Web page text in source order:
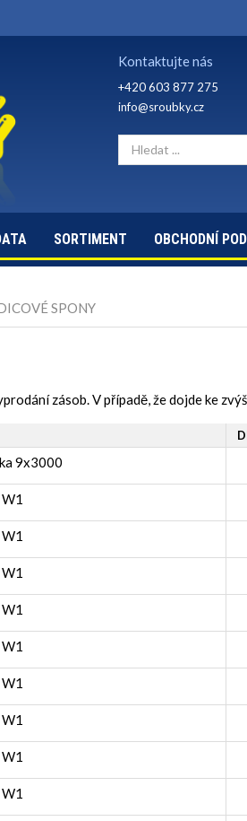
Kontaktujte nás
+420 603 877 275
info@sroubky.cz
SORTIMENT OBCHODNÍ
SPONY
zásob. V případě, že dojde ke
9x3000